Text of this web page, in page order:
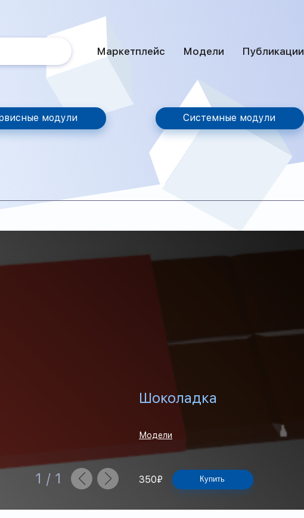
Маркетплейс Модели Публикации
модули Системные модули
1 / 1
Шоколадка
Модели
350₽ Купить